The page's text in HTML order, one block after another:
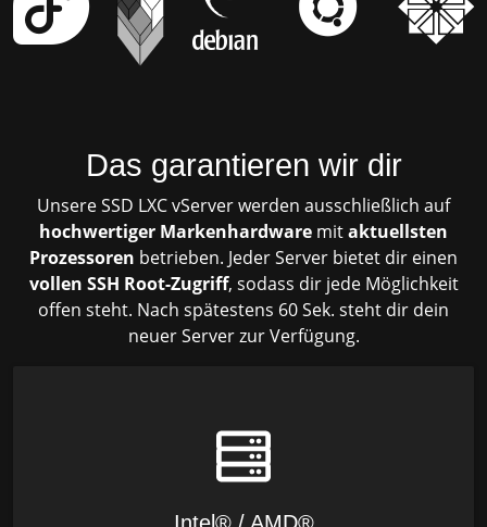
Das garantieren wir dir
Unsere SSD LXC vServer werden ausschließlich auf
hochwertiger Markenhardware mitaktuellsten
Prozessoren betrieben. Jeder Server bietet dir einen
vollen SSH Root-Zugriff, sodass dir jede Möglichkeit
offen steht. Nach spätestens 60 Sek. steht dir dein
neuer Server zur Verfügung.